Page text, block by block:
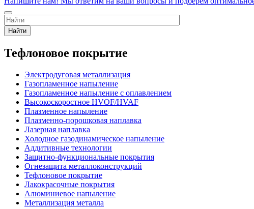
Найти
Тефлоновое покрытие
Электродуговая металлизация
Газопламенное напыление
Газопламенное напыление с оплавлением
Высокоскоростное HVOF/HVAF
Плазменное напыление
Плазменно-порошковая наплавка
Лазерная наплавка
Холодное газодинамическое напыление
Аддитивные технологии
Защитно-функциональные покрытия
Огнезащита металлоконструкций
Тефлоновое покрытие
Лакокрасочные покрытия
Алюминиевое напыление
Металлизация металла